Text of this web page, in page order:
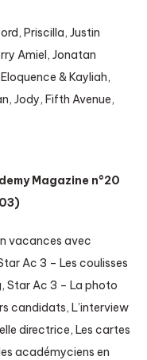
Priscilla, Justin
Amiel, Jonatan
& Kayliah,
Jody, Fifth Avenue,
Magazine n°20
vacances avec
Ac 3 – Les coulisses
Star Ac 3 – La photo
candidats, L’interview
directrice, Les cartes
académyciens en